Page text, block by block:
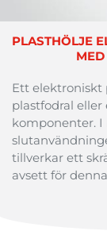
PLASTHÖLJE
Ett elektroniskt
plastfodral eller
komponenter. I
tillverkar ett
avsett för denna